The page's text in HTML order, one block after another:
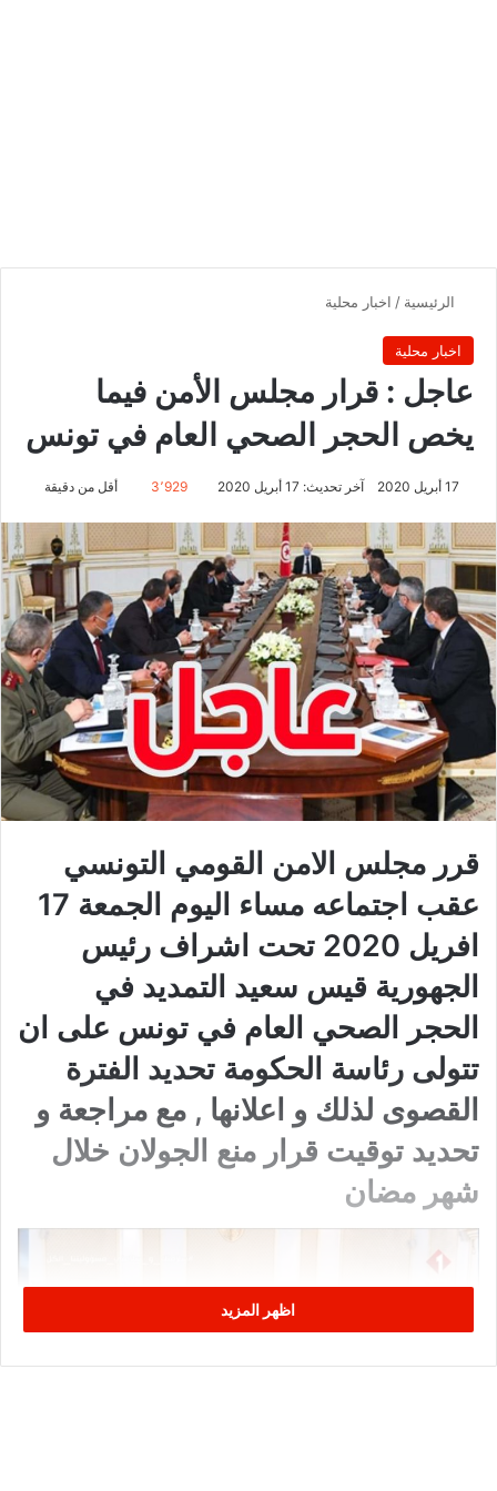
الرئيسية / اخبار محلية
اخبار محلية
عاجل : قرار مجلس الأمن فيما
يخص الحجر الصحي العام في تونس
17 أبريل 2020 آخر تحديث: 17 أبريل 2020 3٬929 أقل من دقيقة
قرر مجلس الامن القومي التونسي
عقب اجتماعه مساء اليوم الجمعة 17
افريل 2020 تحت اشراف رئيس
الجهورية قيس سعيد التمديد في
الحجر الصحي العام في تونس على ان
تتولى رئاسة الحكومة تحديد الفترة
القصوى لذلك و اعلانها , مع مراجعة و
تحديد توقيت قرار منع الجولان خلال
شهر مضان
اظهر المزيد